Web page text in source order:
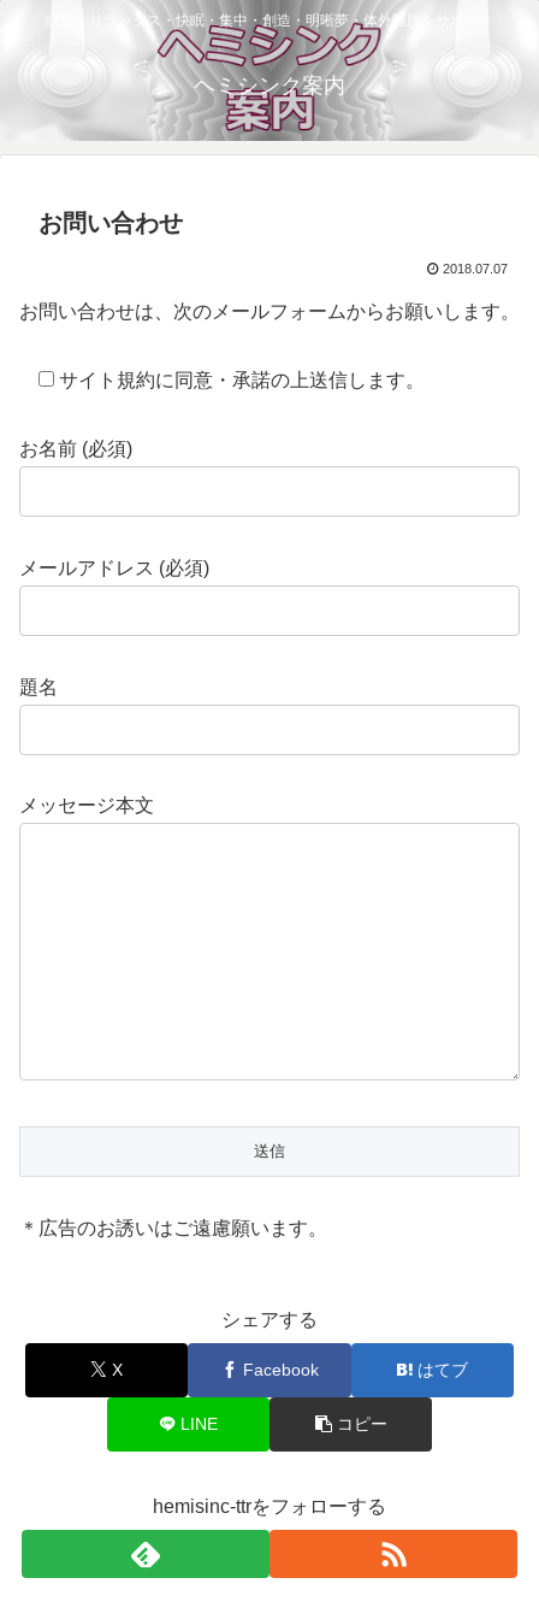
瞑想・リラックス・快眠・集中・創造・明晰夢・体外離脱をサポート
ヘミシンク案内
お問い合わせ
2018.07.07
お問い合わせは、次のメールフォームからお願いします。
サイト規約に同意・承諾の上送信します。
お名前 (必須)
メールアドレス (必須)
題名
メッセージ本文
＊広告のお誘いはご遠慮願います。
シェアする
X Facebook はてブ
LINE コピー
hemisinc-ttrをフォローする